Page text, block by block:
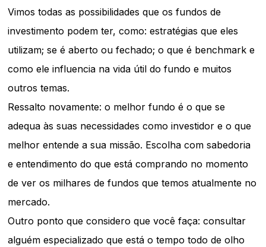
Vimos todas as possibilidades que os fundos de
investimento podem ter, como: estratégias que eles
utilizam; se é aberto ou fechado; o que é benchmark e
como ele influencia na vida útil do fundo e muitos
outros temas.
Ressalto novamente: o melhor fundo é o que se
adequa às suas necessidades como investidor e o que
melhor entende a sua missão. Escolha com sabedoria
e entendimento do que está comprando no momento
de ver os milhares de fundos que temos atualmente no
mercado.
Outro ponto que considero que você faça: consultar
alguém especializado que está o tempo todo de olho